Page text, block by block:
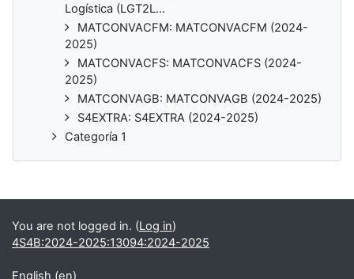
Logística (LGT2L...
MATCONVACFM: MATCONVACFM (2024-
2025)
MATCONVACFS: MATCONVACFS (2024-
2025)
MATCONVAGB: MATCONVAGB (2024-2025)
S4EXTRA: S4EXTRA (2024-2025)
Categoría 1
You are not logged in. (Log in)
4S4B:2024-2025:13094:2024-2025
English ‎(en)‎